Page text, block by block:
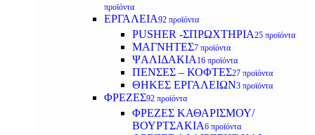
προϊόντα
ΕΡΓΑΛΕΙΑ92 προϊόντα
PUSHER -ΣΠΡΩΧΤΗΡΙΑ25 προϊόντα
ΜΑΓΝΗΤΕΣ7 προϊόντα
ΨΑΛΙΔΑΚΙΑ 16 προϊόντα
ΠΕΝΣΕΣ – ΚΟΦΤΕΣ27 προϊόντα
ΘΗΚΕΣ ΕΡΓΑΛΕΙΩΝ3 προϊόντα
ΦΡΕΖΕΣ92 προϊόντα
ΦΡΕΖΕΣ ΚΑΘΑΡΙΣΜΟΥ/
ΒΟΥΡΤΣΑΚΙΑ6 προϊόντα